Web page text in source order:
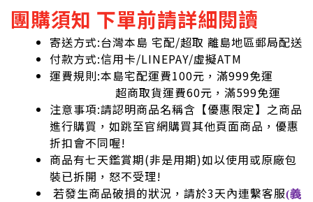
團購須知 下單前請詳細閱讀
寄送方式:台灣本島 宅配/超取 離島地區郵局配送
付款方式:信用卡/LINEPAY/虛擬ATM
運費規則:本島宅配運費100元，滿999免運
超商取貨運費60元，滿599免運
注意事項:請認明商品名稱含【優惠限定】之商品
進行購買，如跳至官網購買其他頁面商品，優惠
折扣會不同喔!
商品有七天鑑賞期(非是用期)如以使用或原廠包
裝已拆開，怒不受理!
若發生商品破損的狀況，請於3天內連繫客服(義